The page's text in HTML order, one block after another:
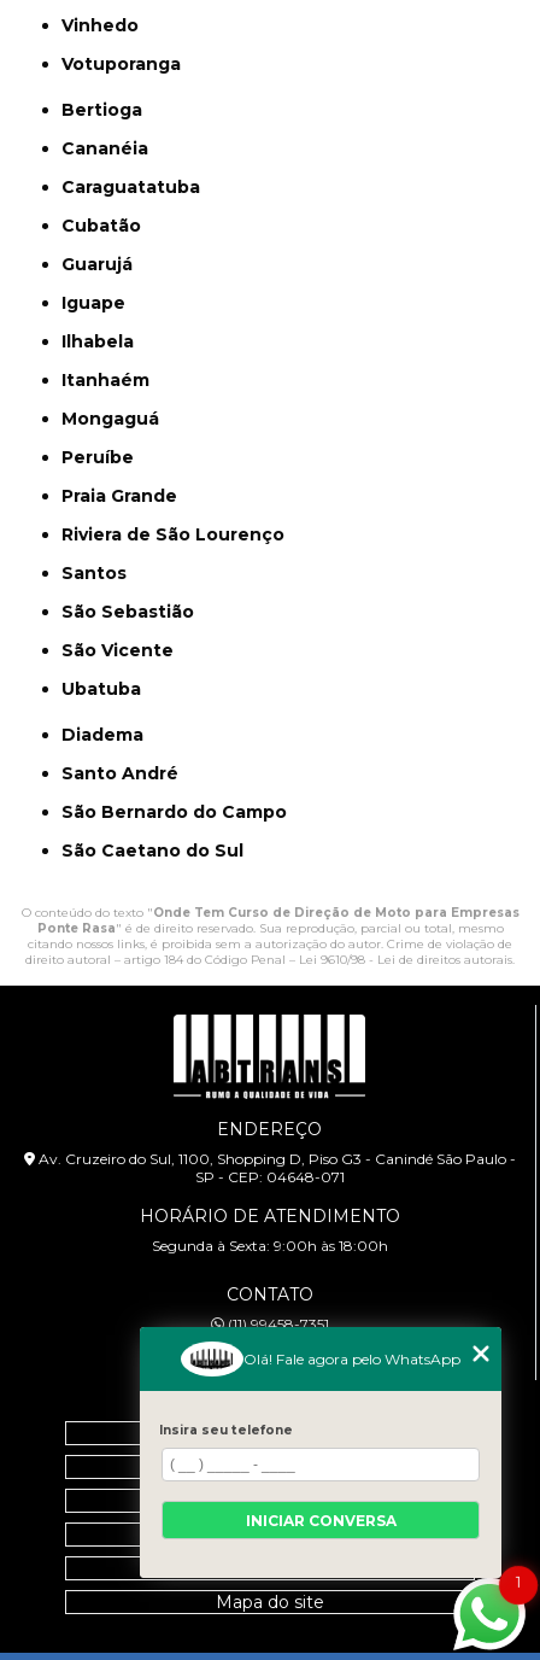
Vinhedo
Votuporanga
Bertioga
Cananéia
Caraguatatuba
Cubatão
Guarujá
Iguape
Ilhabela
Itanhaém
Mongaguá
Peruíbe
Praia Grande
Riviera de São Lourenço
Santos
São Sebastião
São Vicente
Ubatuba
Diadema
Santo André
São Bernardo do Campo
São Caetano do Sul
O conteúdo do texto "Onde Tem Curso de Direção de Moto para Empresas
Ponte Rasa" é de direito reservado. Sua reprodução, parcial ou total, mesmo
citando nossos links, é proibida sem a autorização do autor. Crime de violação de
direito autoral – artigo 184 do Código Penal – Lei 9610/98 - Lei de direitos autorais.
ENDEREÇO
Av. Cruzeiro do Sul, 1100, Shopping D, Piso G3 - Canindé São Paulo -
SP - CEP: 04648-071
HORÁRIO DE ATENDIMENTO
Segunda à Sexta: 9:00h às 18:00h
CONTATO
(11) 99458-7351
cursoabtrans@gmail.com
Home
Empresa
Galeria
Contato
Mapa do site
1
Olá! Fale agora pelo WhatsApp
Insira seu telefone
INICIAR CONVERSA